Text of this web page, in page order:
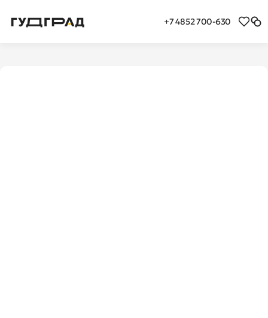
+7 4852 700-630